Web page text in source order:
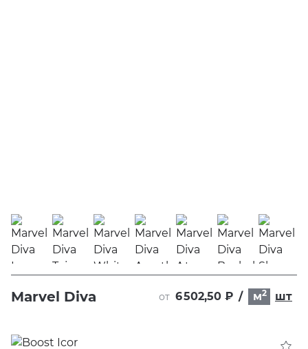
Marvel Diva от 6 502,50 ₽ / м2 шт